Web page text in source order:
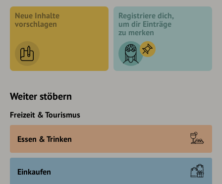
Neue Inhalte
vorschlagen
Registriere dich,
um dir Einträge
zu merken
Weiter stöbern
Freizeit & Tourismus
Essen & Trinken
Einkaufen